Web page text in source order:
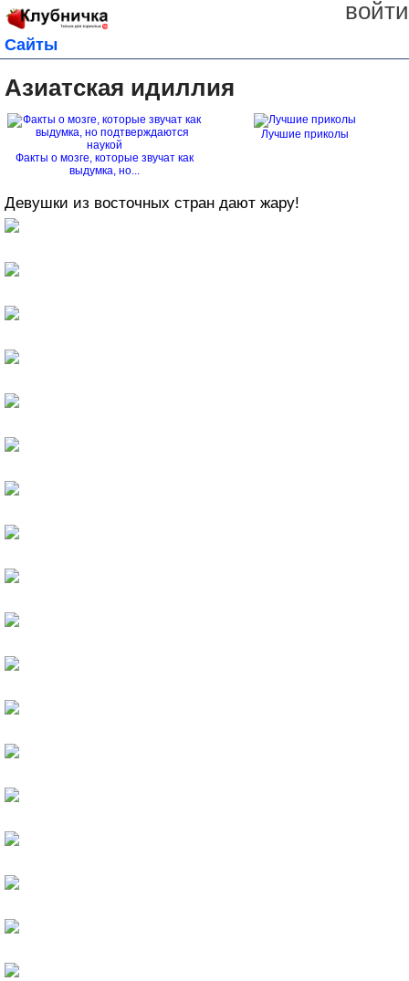
войти
Сайты
Азиатская идиллия
Факты о мозге, которые звучат как
выдумка, но...
Лучшие приколы
Девушки из восточных стран дают жару!